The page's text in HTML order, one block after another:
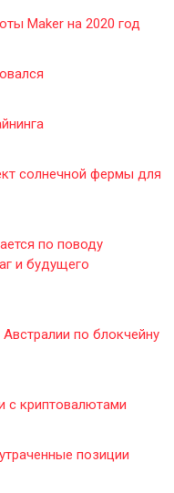
Maker на 2020 год
солнечной фермы для
по поводу
и будущего
по блокчейну
с криптовалютами
позиции